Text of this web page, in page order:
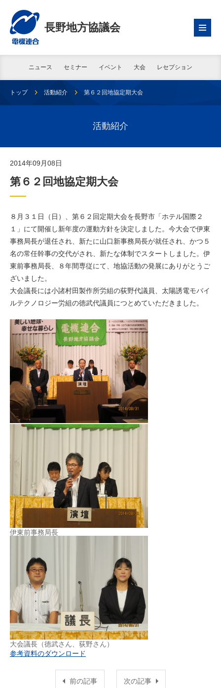
長野地方協議会
ニュース セミナー イベント 大会 レセプション
トップ 活動紹介 第６２回地協定期大会
活動紹介
2014年09月08日
第６２回地協定期大会
８月３１日（日）、第６２回定期大会を長野市「ホテル国際２
１」にて開催し新年度の運動方針を決定しました。今大会で伊東
事務局長が退任され、新たに山口新事務局長が就任され、かつ５
名の常任幹事の交代がされ、新たな体制でスタートしました。伊
東前事務局長、８年間専従にて、地協活動の発展にありがとうご
ざいました。
大会議長には小諸村田製作所労組の荻野代議員、太陽誘電モバイ
ルテクノロジー労組の徳武代議員につとめていただきました。
伊東前事務局長
大会議長（徳武さん、荻野さん）
参考資料のダウンロード
前の記事 次の記事